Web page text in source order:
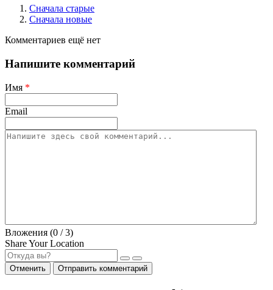
Сначала старые
Сначала новые
Комментариев ещё нет
Напишите комментарий
Имя *
Email
Вложения (0 / 3)
Share Your Location
Отменить Отправить комментарий